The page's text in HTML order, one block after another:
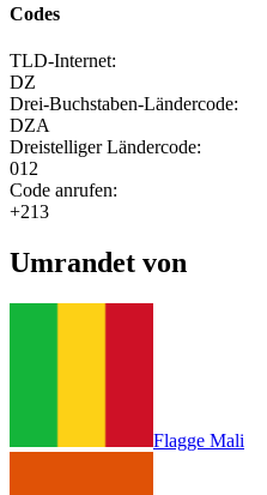
Codes
TLD-Internet:
DZ
Drei-Buchstaben-Ländercode:
DZA
Dreistelliger Ländercode:
012
Code anrufen:
+213
Umrandet von
Flagge Mali